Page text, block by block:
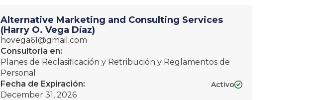
Alternative Marketing and Consulting Services
(Harry O. Vega Díaz)
hovega61@gmail.com
Consultoria en:
Planes de Reclasificación y Retribución y Reglamentos de
Personal
Fecha de Expiración:
December 31, 2026
Activo